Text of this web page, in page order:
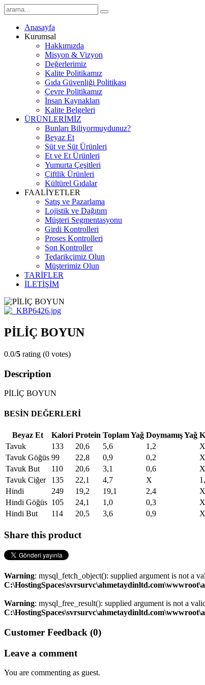
Anasayfa
Kurumsal
Hakkımızda
Misyon & Vizyon
Değerlerimiz
Kalite Politikamız
Gıda Güvenliği Politikası
Çevre Politikamız
İnsan Kaynakları
Kalite Belgeleri
ÜRÜNLERİMİZ
Bunları Biliyormuydunuz?
Beyaz Et
Süt ve Süt Ürünleri
Et ve Et Ürünleri
Yumurta Çeşitleri
Çiftlik Ürünleri
Kültürel Gıdalar
FAALİYETLER
Satış ve Pazarlama
Lojistik ve Dağıtım
Müşteri Segmentasyonu
Girdi Kontrolleri
Proses Kontrolleri
Son Kontroller
Tedarikçimiz Olun
Müşterimiz Olun
TARİFLER
İLETİŞİM
PİLİÇ BOYUN
0.0/5 rating (0 votes)
Description
PİLİÇ BOYUN
BESİN DEĞERLERİ
Beyaz Et Kalori Protein Toplam Yağ Doymamış Yağ
Tavuk
133 20,6 5,6 1,2 X
Tavuk Göğüs 99 22,8 0,9 0,2 X
Tavuk But
110 20,6 3,1 0,6 X
Tavuk Ciğer
135 22,1 4,7 X
Hindi
249 19,2 19,1 2,4 X
Hindi Göğüs 105 24,1 1,0 0,3 X
Hindi But
114 20,5 3,6 0,9 X
Share this product
Warning: mysql_fetch_object(): supplied argument is not a
Warning: mysql_free_result(): supplied argument is not a
Customer Feedback (0)
Leave a comment
You are commenting as guest.